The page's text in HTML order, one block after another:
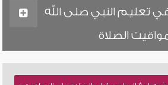
تعليم النبي صلى الله
الصلاة